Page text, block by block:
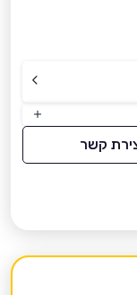
קשר